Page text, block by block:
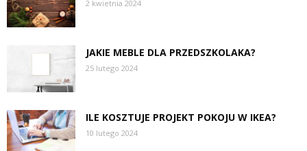
2 kwietnia 2024
JAKIE MEBLE DLA PRZEDSZKOLAKA?
25 lutego 2024
ILE KOSZTUJE PROJEKT POKOJU W IKEA?
10 lutego 2024